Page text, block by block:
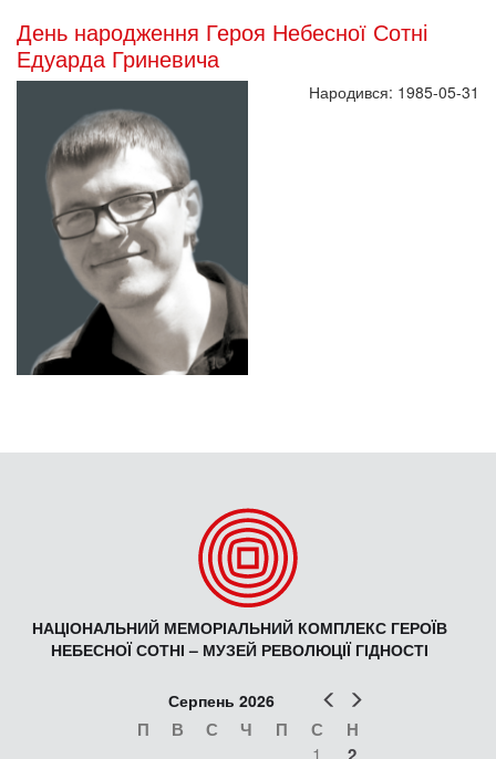
День народження Героя Небесної Сотні
Едуарда Гриневича
Народився: 1985-05-31
НАЦІОНАЛЬНИЙ МЕМОРІАЛЬНИЙ КОМПЛЕКС ГЕРОЇВ
НЕБЕСНОЇ СОТНІ – МУЗЕЙ РЕВОЛЮЦІЇ ГІДНОСТІ
Попер
Серпень 2026
П В С Ч П С Н